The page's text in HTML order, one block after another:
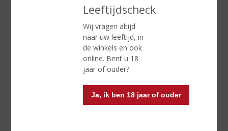
Leeftijdscheck
Wij vragen altijd
naar uw leeftijd, in
de winkels en ook
online. Bent u 18
jaar of ouder?
Ja, ik ben 18 jaar of ouder